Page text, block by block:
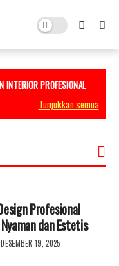
INTERIOR PROFESIONAL
Tunjukkan semua
Profesional
dan Estetis
DESEMBER 19, 2025